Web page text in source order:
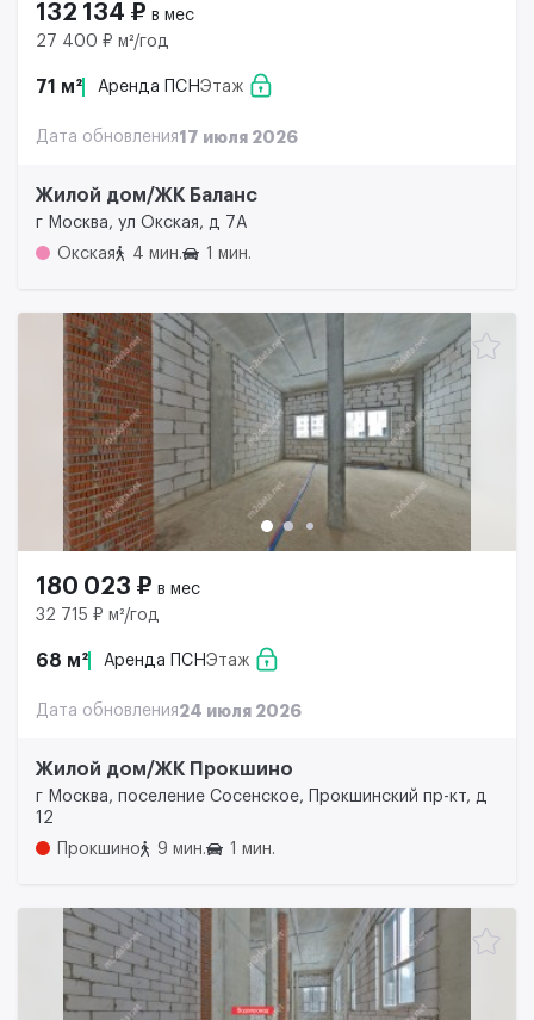
132 134 ₽ в мес
27 400 ₽ м²/год
71 м² Аренда ПСНЭтаж
Дата обновления17 июля 2026
Жилой дом/ЖК Баланс
г Москва, ул Окская, д 7А
Окская
4 мин. 1 мин.
180 023 ₽ в мес
32 715 ₽ м²/год
68 м² Аренда ПСНЭтаж
Дата обновления24 июля 2026
Жилой дом/ЖК Прокшино
г Москва, поселение Сосенское, Прокшинский пр-кт, д
12
Прокшино
9 мин. 1 мин.